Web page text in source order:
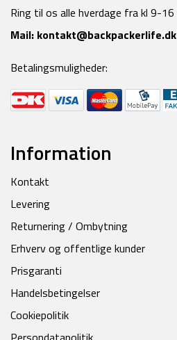
Ring til os alle hverdage fra kl 9-16
Mail: kontakt@backpackerlife.dk
Betalingsmuligheder:
Information
Kontakt
Levering
Returnering / Ombytning
Erhverv og offentlige kunder
Prisgaranti
Handelsbetingelser
Cookiepolitik